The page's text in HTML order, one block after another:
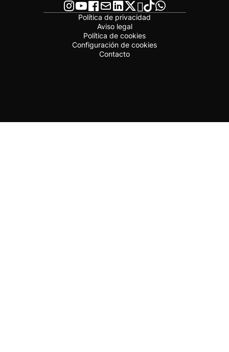
Política de privacidad
Aviso legal
Política de cookies
Configuración de cookies
Contacto